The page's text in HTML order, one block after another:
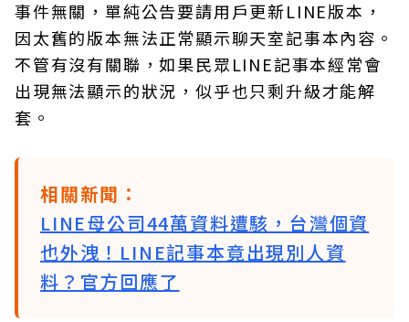
事件無關，單純公告要請用戶更新LINE版本，
因太舊的版本無法正常顯示聊天室記事本內容。
不管有沒有關聯，如果民眾LINE記事本經常會
出現無法顯示的狀況，似乎也只剩升級才能解
套。
相關新聞：
LINE母公司44萬資料遭駭，台灣個資
也外洩！LINE記事本竟出現別人資
料？官方回應了